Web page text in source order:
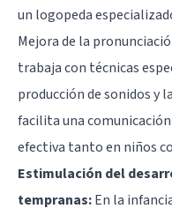
un logopeda
Mejora de la
trabaja con técnicas
producción de sonidos y
facilita una
efectiva tanto en niños
Estimulación del
tempranas:En la